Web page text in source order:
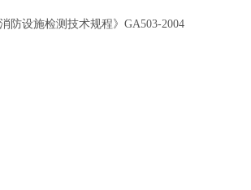
防设施检测技术规程》GA503-2004